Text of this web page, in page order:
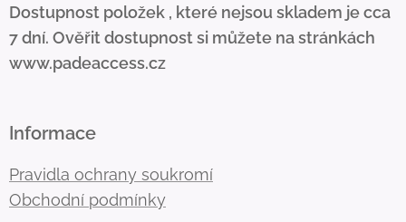
Dostupnost položek , které nejsou skladem je cca
7 dní. Ověřit dostupnost si můžete na stránkách
www.padeaccess.cz
Informace
Pravidla ochrany soukromí
Obchodní podmínky